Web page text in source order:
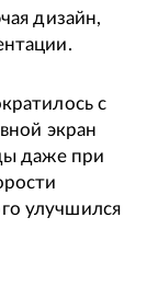
дизайн,
с
экран
даже при
улучшился